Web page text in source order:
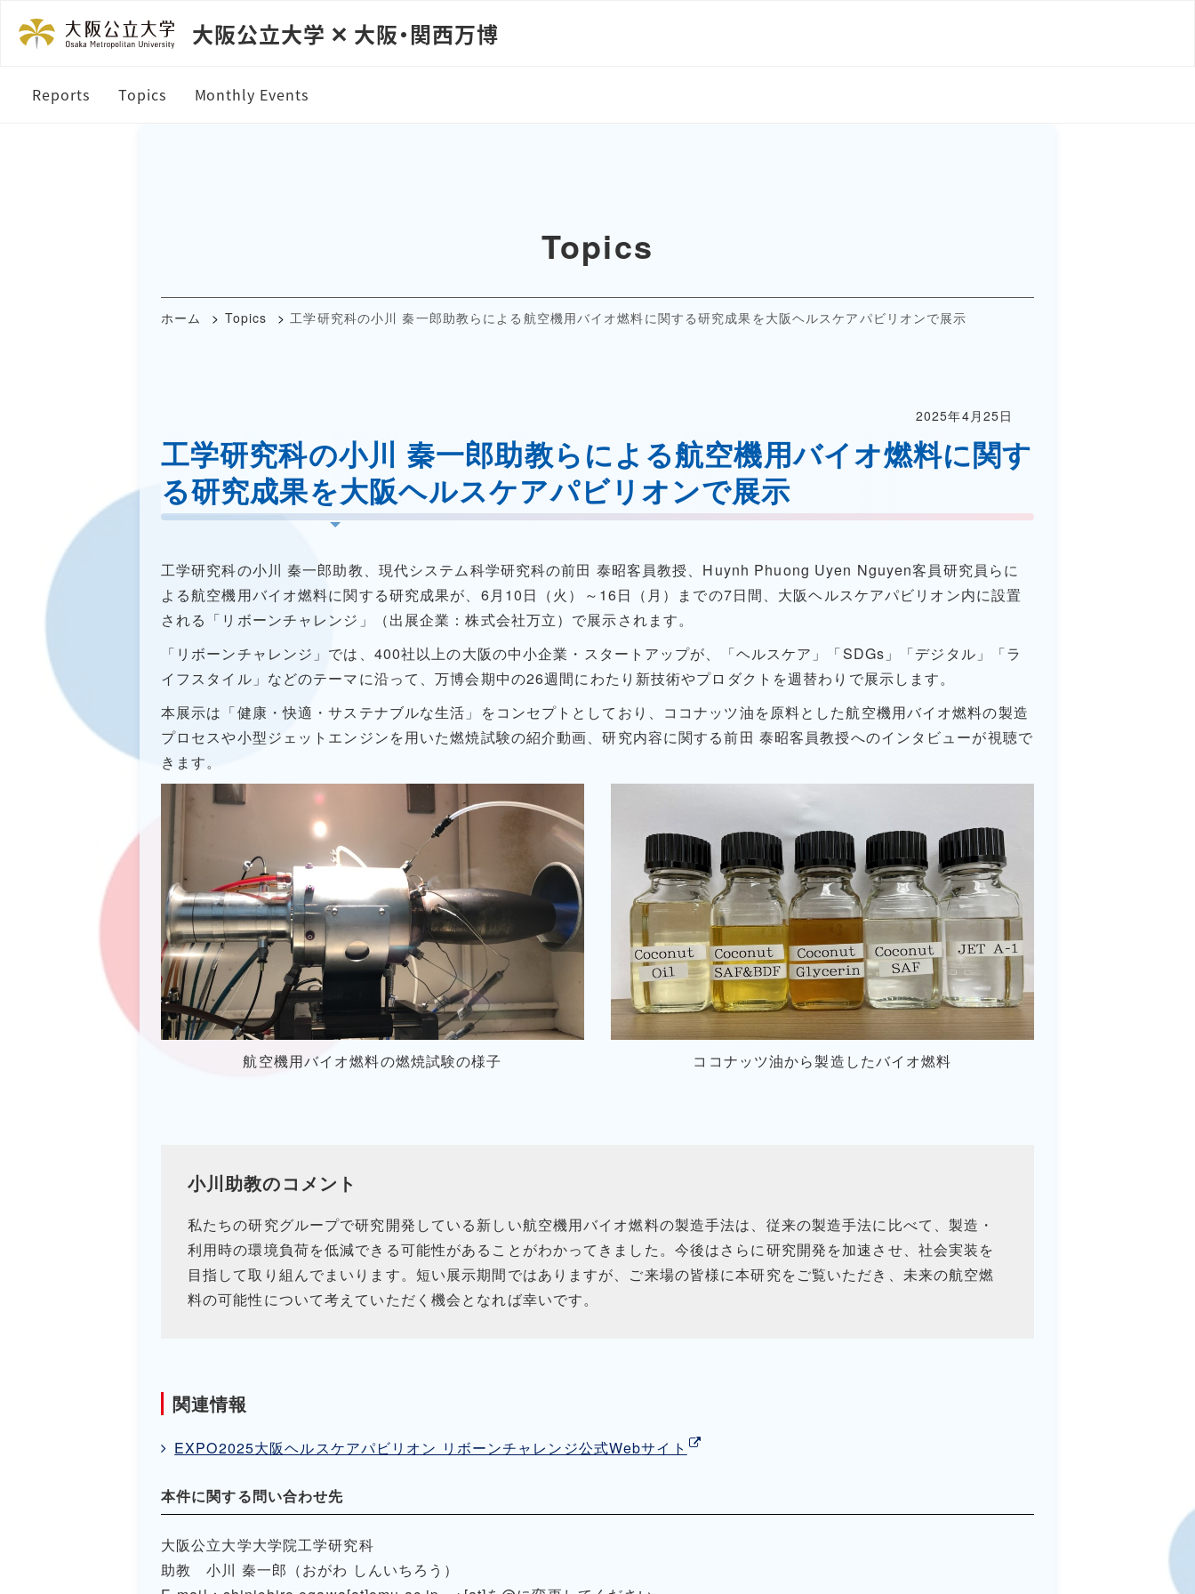
大阪公立大学 ✕ 大阪・関西万博
Reports Topics Monthly Events
Topics
ホーム Topics 工学研究科の小川 秦一郎助教らによる航空機用バイオ燃料に関する研究成果を大阪ヘルスケアパビリオンで展示
2025年4月25日
工学研究科の小川 秦一郎助教らによる航空機用バイオ燃料に関す
る研究成果を大阪ヘルスケアパビリオンで展示
工学研究科の小川 秦一郎助教、現代システム科学研究科の前田 泰昭客員教授、 Huynh Phuong Uyen Nguyen客員研究員らに
よる航空機用バイオ燃料に関する研究成果が、 6月 10日（火）～ 16日（月）までの7日間、大阪ヘルスケアパビリオン内に設置
される「リボーンチャレンジ」（出展企業：株式会社万立）で展示されます。
「リボーンチャレンジ」では、 400社以上の大阪の中小企業・スタートアップが、「ヘルスケア」「SDGs 」「デジタル」「ラ
イフスタイル」などのテーマに沿って、万博会期中の26週間にわたり新技術やプロダクトを週替わりで展示します。
本展示は「健康・快適・サステナブルな生活」をコンセプトとしており、ココナッツ油を原料とした航空機用バイオ燃料の製造
プロセスや小型ジェットエンジンを用いた燃焼試験の紹介動画、研究内容に関する前田 泰昭客員教授へのインタビューが視聴で
きます。
航空機用バイオ燃料の燃焼試験の様子 ココナッツ油から製造したバイオ燃料
小川助教のコメント
私たちの研究グループで研究開発している新しい航空機用バイオ燃料の製造手法は、従来の製造手法に比べて、製造・
利用時の環境負荷を低減できる可能性があることがわかってきました。今後はさらに研究開発を加速させ、社会実装を
目指して取り組んでまいります。短い展示期間ではありますが、ご来場の皆様に本研究をご覧いただき、未来の航空燃
料の可能性について考えていただく機会となれば幸いです。
関連情報
EXPO2025大阪ヘルスケアパビリオン リボーンチャレンジ公式Webサイト
本件に関する問い合わせ先
大阪公立大学大学院工学研究科
助教 小川 秦一郎（おがわ しんいちろう）